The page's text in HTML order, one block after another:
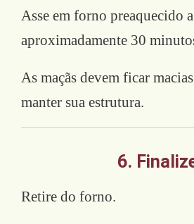
Asse em forno preaquecido
aproximadamente 30
As maçãs devem ficar
manter sua estrutura.
6.
Retire do forno.